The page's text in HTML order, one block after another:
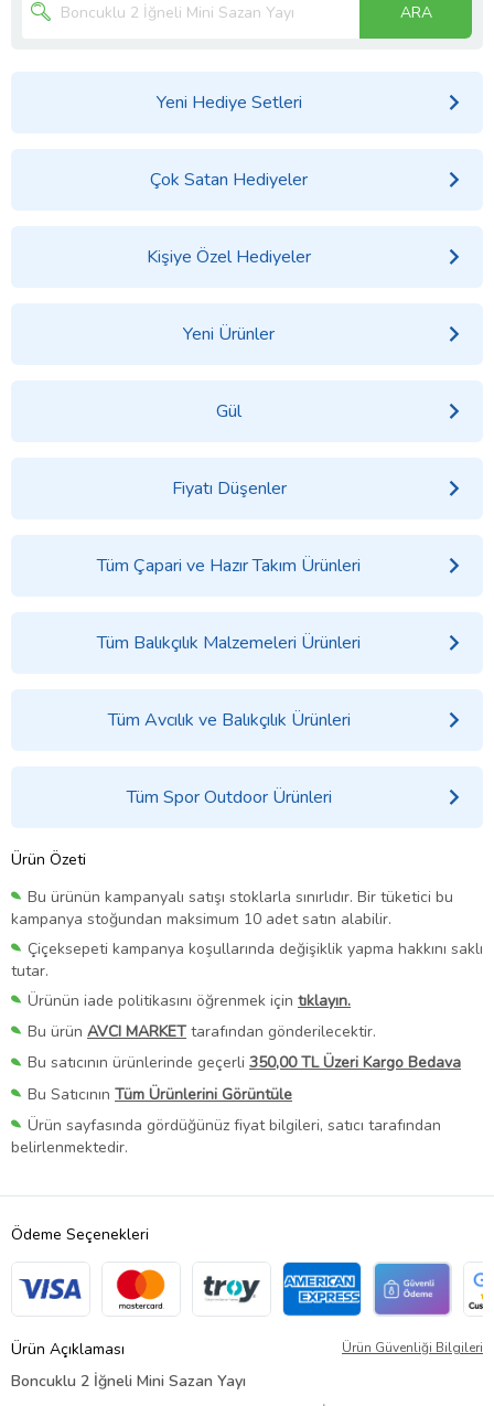
ARA
Yeni Hediye Setleri
Çok Satan Hediyeler
Kişiye Özel Hediyeler
Yeni Ürünler
Gül
Fiyatı Düşenler
Tüm Çapari ve Hazır Takım Ürünleri
Tüm Balıkçılık Malzemeleri Ürünleri
Tüm Avcılık ve Balıkçılık Ürünleri
Tüm Spor Outdoor Ürünleri
Ürün Özeti
Bu ürünün kampanyalı satışı stoklarla sınırlıdır. Bir tüketici bu
kampanya stoğundan maksimum 10 adet satın alabilir.
Çiçeksepeti kampanya koşullarında değişiklik yapma hakkını saklı
tutar.
Ürünün iade politikasını öğrenmek için tıklayın.
Bu ürün AVCI MARKET tarafından gönderilecektir.
Bu satıcının ürünlerinde geçerli 350,00 TL Üzeri Kargo Bedava
Bu Satıcının Tüm Ürünlerini Görüntüle
Ürün sayfasında gördüğünüz fiyat bilgileri, satıcı tarafından
belirlenmektedir.
Ödeme Seçenekleri
Ürün Açıklaması Ürün Güvenliği Bilgileri
Boncuklu 2 İğneli Mini Sazan Yayı